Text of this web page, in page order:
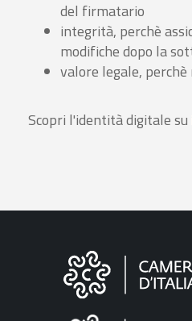
del firmatario
integrità, perchè
modifiche dopo la
valore legale,
Scopri l'identità digitale su
Informazioni